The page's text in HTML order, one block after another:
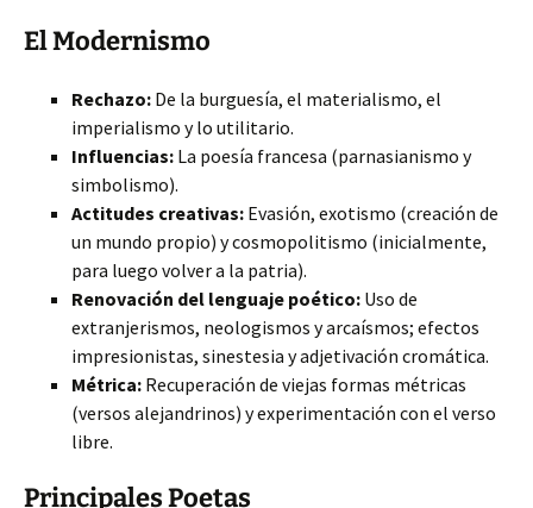
El Modernismo
Rechazo: De la burguesía, el materialismo, el
imperialismo y lo utilitario.
Influencias: La poesía francesa (parnasianismo y
simbolismo).
Actitudes creativas: Evasión, exotismo (creación de
un mundo propio) y cosmopolitismo (inicialmente,
para luego volver a la patria).
Renovación del lenguaje poético: Uso de
extranjerismos, neologismos y arcaísmos; efectos
impresionistas, sinestesia y adjetivación cromática.
Métrica: Recuperación de viejas formas métricas
(versos alejandrinos) y experimentación con el verso
libre.
Principales Poetas